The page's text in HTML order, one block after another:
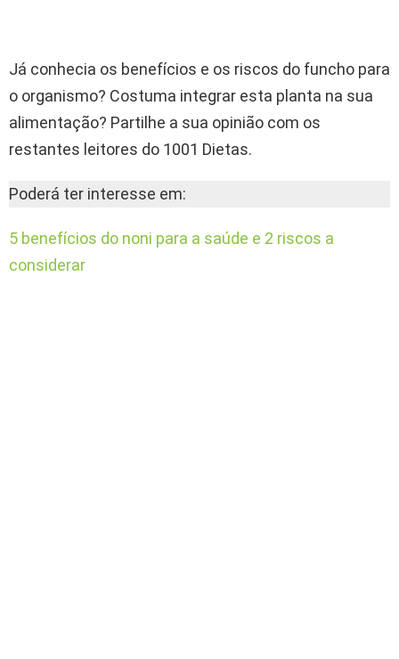
Já conhecia os benefícios e os riscos do funcho para
o organismo? Costuma integrar esta planta na sua
alimentação? Partilhe a sua opinião com os
restantes leitores do 1001 Dietas.
Poderá ter interesse em:
5 benefícios do noni para a saúde e 2 riscos a
considerar